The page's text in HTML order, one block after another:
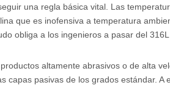
una regla básica vital. Las
que es inofensiva a temperatura
obliga a los ingenieros a pasar del
altamente abrasivos o de alta
capas pasivas de los grados estándar. A